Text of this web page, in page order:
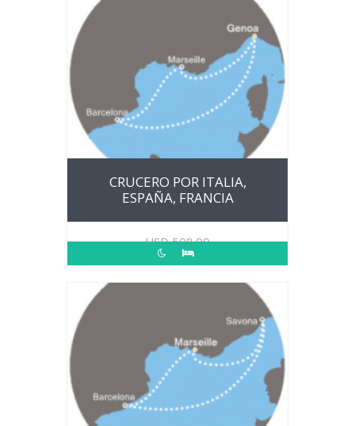
CRUCERO POR ITALIA,
ESPAÑA, FRANCIA
USD508.00